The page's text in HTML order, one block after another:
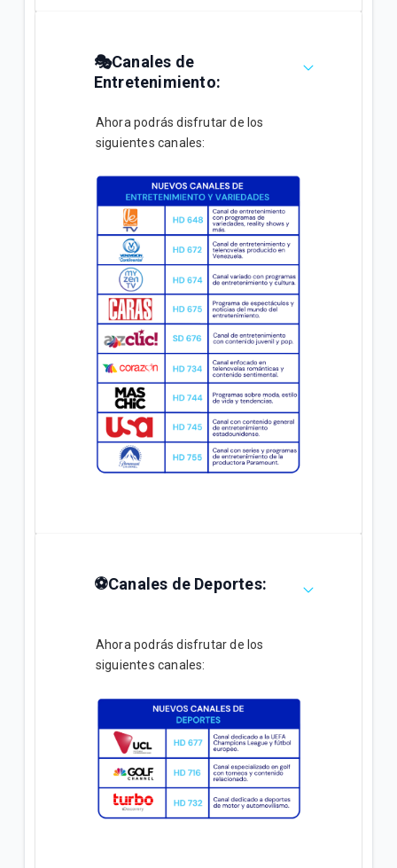
🎭Canales de
Entretenimiento:
Ahora podrás disfrutar de los
siguientes canales:
⚽Canales de Deportes:
Ahora podrás disfrutar de los
siguientes canales: